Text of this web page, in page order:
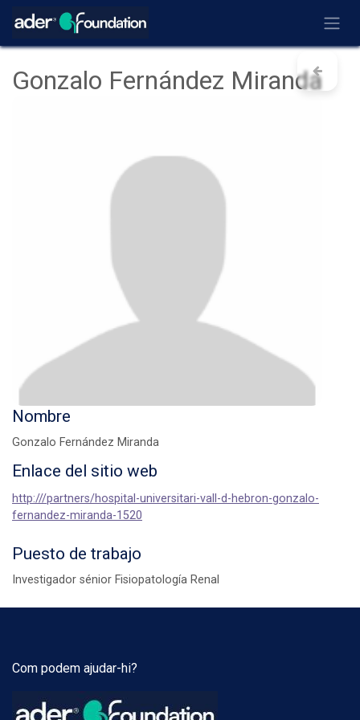
Ir al contenido
Gonzalo Fernández Miranda
Nombre
Gonzalo Fernández Miranda
Enlace del sitio web
http:///partners/hospital-universitari-vall-d-hebron-gonzalo-
fernandez-miranda-1520
Puesto de trabajo
Investigador sénior Fisiopatología Renal
Com podem ajudar-hi?